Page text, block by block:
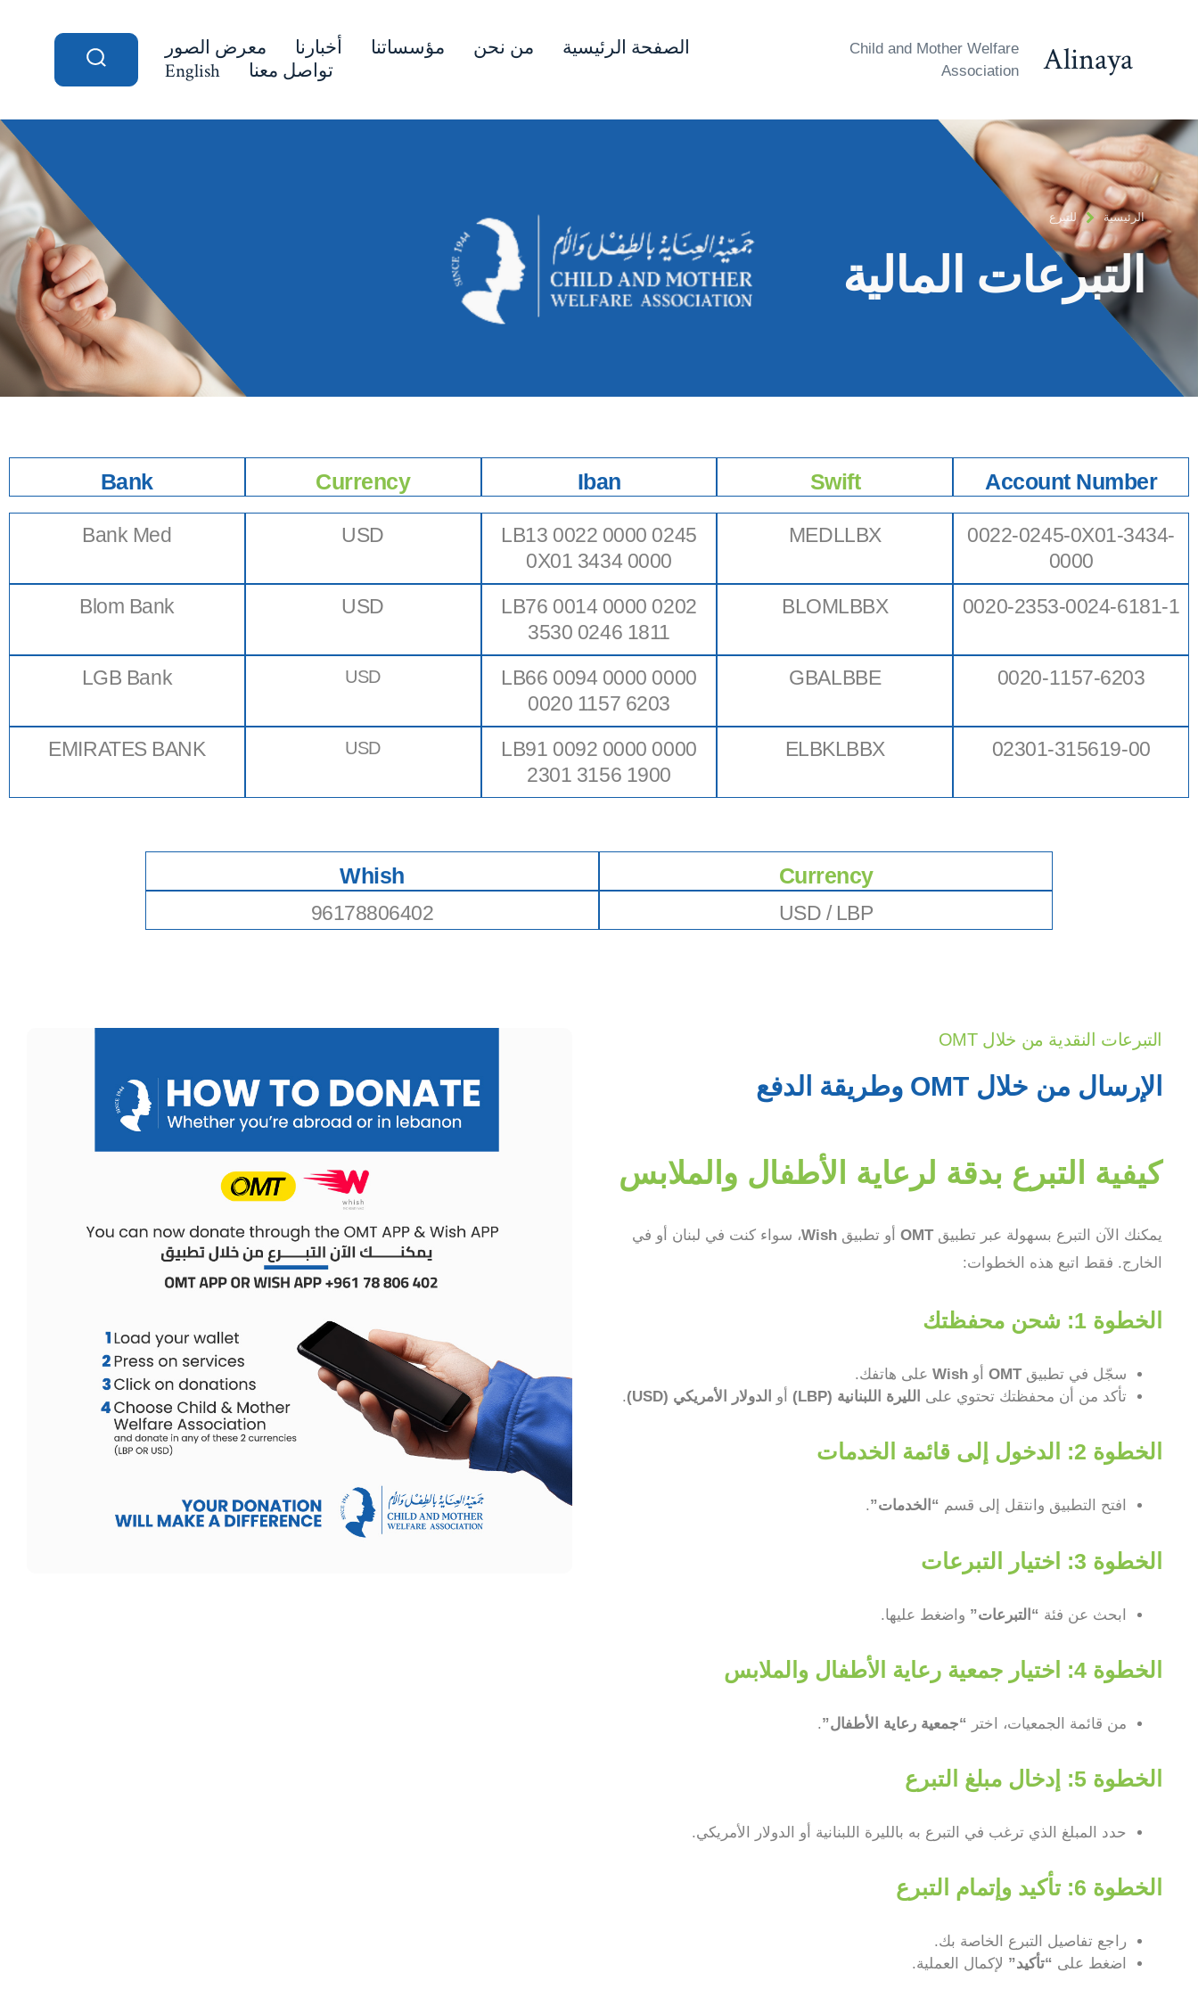
Alinaya
Child and Mother Welfare
Association
الصفحة الرئيسية من نحن مؤسساتنا أخبارنا
معرض الصور
تواصل معنا
English
الرئيسية للتبرع
التبرعات المالية
Account Number
Swift
Iban
Currency
Bank
0022-0245-0X01-3434-
0000
MEDLLBX
LB13 0022 0000 0245
0X01 3434 0000
USD
Bank Med
0020-2353-0024-6181-1
BLOMLBBX
LB76 0014 0000 0202
3530 0246 1811
USD
Blom Bank
0020-1157-6203
GBALBBE
LB66 0094 0000 0000
0020 1157 6203
USD
LGB Bank
02301-315619-00
ELBKLBBX
LB91 0092 0000 0000
2301 3156 1900
USD
EMIRATES BANK
Currency
Whish
USD / LBP
96178806402
التبرعات النقدية من خلال OMT
الإرسال من خلال OMT وطريقة الدفع
كيفية التبرع بدقة لرعاية الأطفال والملابس
يمكنك الآن التبرع بسهولة عبر تطبيقOMT أو تطبيق Wish، سواء كنت في لبنان أو في
الخارج. فقط اتبع هذه الخطوات:
الخطوة 1: شحن محفظتك
سجّل في تطبيقOMT أو Wish على هاتفك.
تأكد من أن محفظتك تحتوي على الليرة اللبنانية (LBP) أو الدولار الأمريكي (USD) .
الخطوة 2: الدخول إلى قائمة الخدمات
افتح التطبيق وانتقل إلى قسم “الخدمات”.
الخطوة 3: اختيار التبرعات
ابحث عن فئة “التبرعات” واضغط عليها.
الخطوة 4: اختيار جمعية رعاية الأطفال والملابس
من قائمة الجمعيات، اختر “جمعية رعاية الأطفال”.
الخطوة 5: إدخال مبلغ التبرع
حدد المبلغ الذي ترغب في التبرع به بالليرة اللبنانية أو الدولار الأمريكي.
الخطوة 6: تأكيد وإتمام التبرع
راجع تفاصيل التبرع الخاصة بك.
اضغط على “تأكيد” لإكمال العملية.